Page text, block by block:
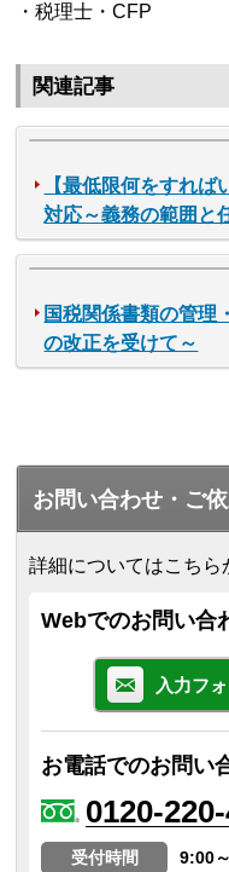
・税理士・CFP
関連記事
【最低限何をすれ
対応～義務の範囲と
国税関係書類の管理
の改正を受けて～
お問い合わせ・ご
詳細についてはこちら
Webでのお問い合
入力フ
お電話でのお問い
0120-
受付時間
9:00